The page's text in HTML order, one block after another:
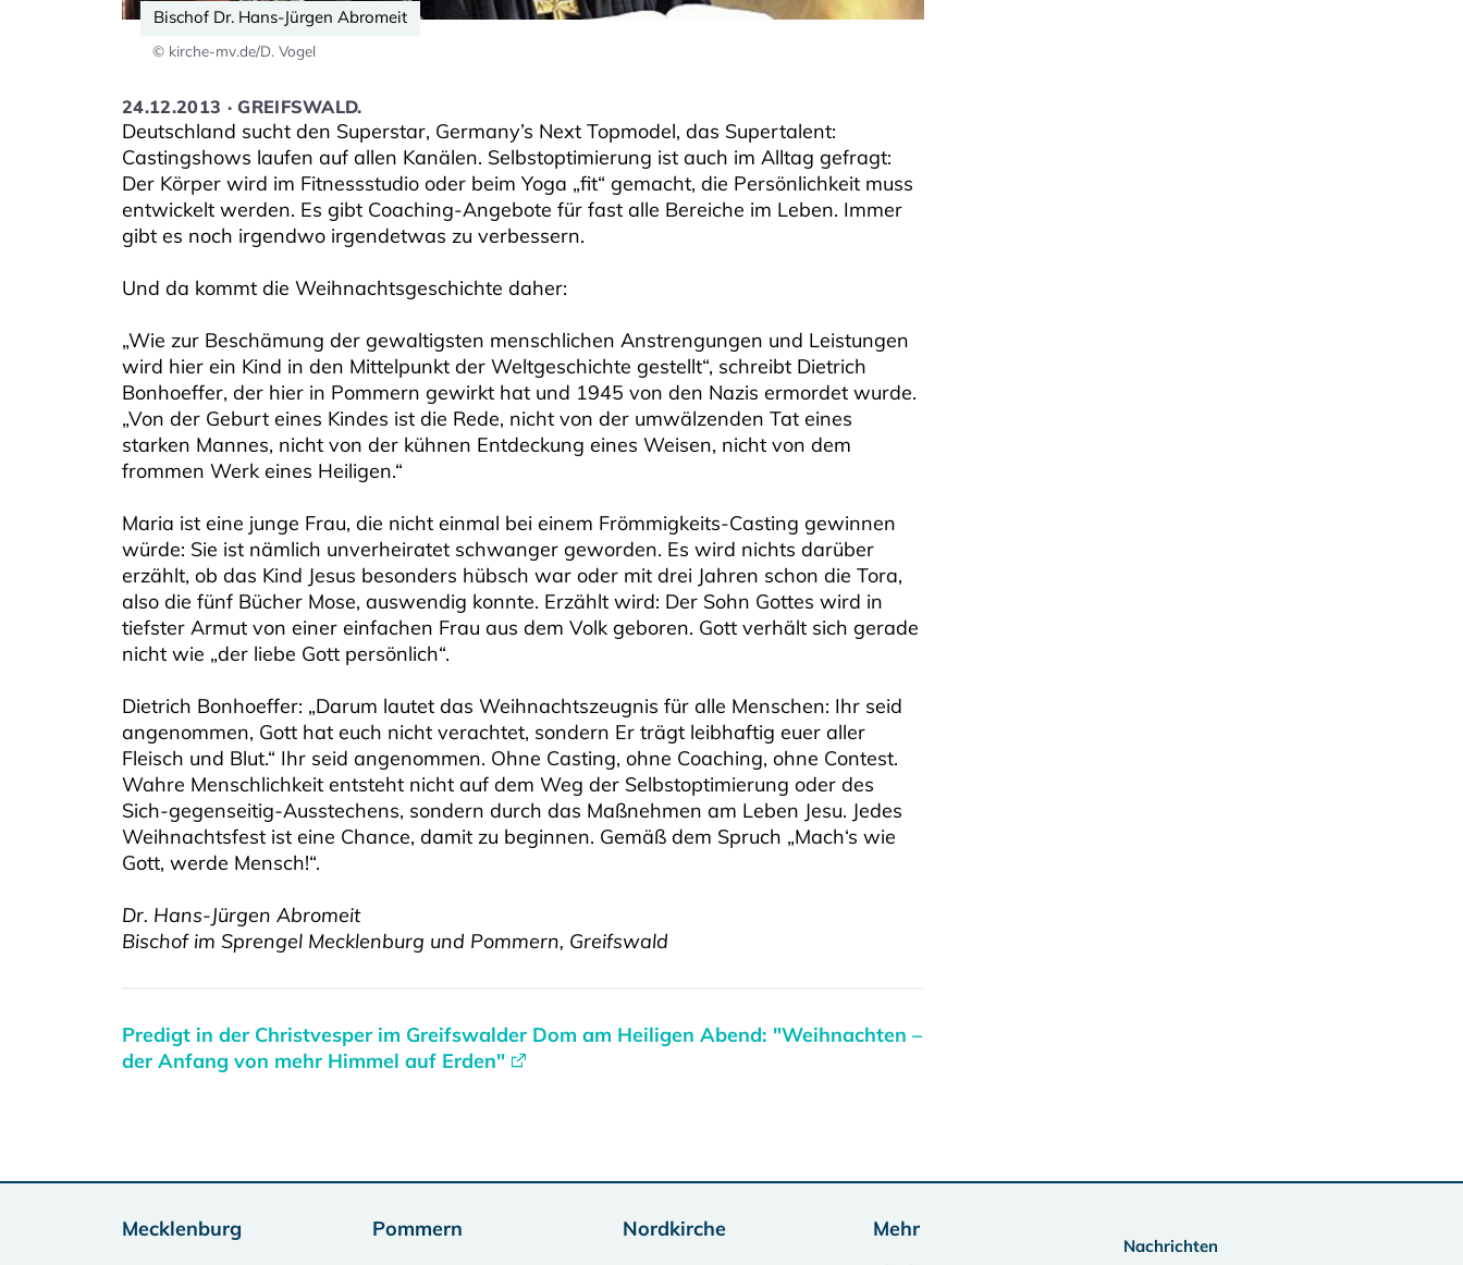
Bischof Dr. Hans-Jürgen Abromeit
© kirche-mv.de/D. Vogel
24.12.2013 · GREIFSWALD.
Deutschland sucht den Superstar, Germany’s Next Topmodel, das Supertalent:
Castingshows laufen auf allen Kanälen. Selbstoptimierung ist auch im Alltag gefragt:
Der Körper wird im Fitnessstudio oder beim Yoga „fit“ gemacht, die Persönlichkeit muss
entwickelt werden. Es gibt Coaching-Angebote für fast alle Bereiche im Leben. Immer
gibt es noch irgendwo irgendetwas zu verbessern.
Und da kommt die Weihnachtsgeschichte daher:
„Wie zur Beschämung der gewaltigsten menschlichen Anstrengungen und Leistungen
wird hier ein Kind in den Mittelpunkt der Weltgeschichte gestellt“, schreibt Dietrich
Bonhoeffer, der hier in Pommern gewirkt hat und 1945 von den Nazis ermordet wurde.
„Von der Geburt eines Kindes ist die Rede, nicht von der umwälzenden Tat eines
starken Mannes, nicht von der kühnen Entdeckung eines Weisen, nicht von dem
frommen Werk eines Heiligen.“
Maria ist eine junge Frau, die nicht einmal bei einem Frömmigkeits-Casting gewinnen
würde: Sie ist nämlich unverheiratet schwanger geworden. Es wird nichts darüber
erzählt, ob das Kind Jesus besonders hübsch war oder mit drei Jahren schon die Tora,
also die fünf Bücher Mose, auswendig konnte. Erzählt wird: Der Sohn Gottes wird in
tiefster Armut von einer einfachen Frau aus dem Volk geboren. Gott verhält sich gerade
nicht wie „der liebe Gott persönlich“.
Dietrich Bonhoeffer: „Darum lautet das Weihnachtszeugnis für alle Menschen: Ihr seid
angenommen, Gott hat euch nicht verachtet, sondern Er trägt leibhaftig euer aller
Fleisch und Blut.“ Ihr seid angenommen. Ohne Casting, ohne Coaching, ohne Contest.
Wahre Menschlichkeit entsteht nicht auf dem Weg der Selbstoptimierung oder des
Sich-gegenseitig-Ausstechens, sondern durch das Maßnehmen am Leben Jesu. Jedes
Weihnachtsfest ist eine Chance, damit zu beginnen. Gemäß dem Spruch „Mach‘s wie
Gott, werde Mensch!“.
Dr. Hans-Jürgen Abromeit
Bischof im Sprengel Mecklenburg und Pommern, Greifswald
Predigt in der Christvesper im Greifswalder Dom am Heiligen Abend: "Weihnachten –
der Anfang von mehr Himmel auf Erden"
Mecklenburg Pommern Nordkirche Mehr
Nachrichten